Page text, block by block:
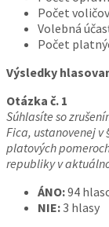
Počet
Volebná
Počet
Výsledky
Otázka č. 1
Súhlasíte so
Fica, ustanovenej v
platových
republiky v
ÁNO:94
NIE:3 hlasy